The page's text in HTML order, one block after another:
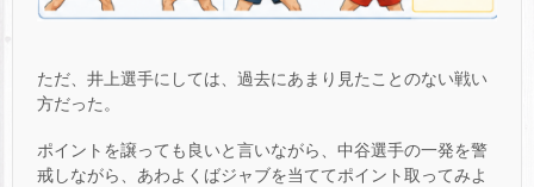
ただ、井上選手にしては、過去にあまり見たことのない戦い
方だった。
ポイントを譲っても良いと言いながら、中谷選手の一発を警
戒しながら、あわよくばジャブを当ててポイント取ってみよ